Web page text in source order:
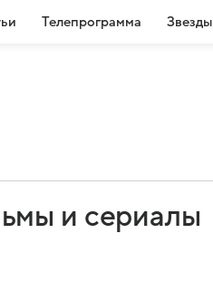
Телепрограмма Звезды
и сериалы